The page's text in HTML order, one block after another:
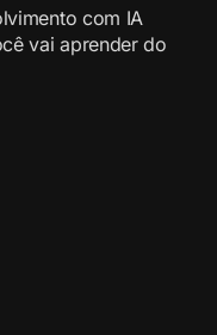
com IA
vai aprender do